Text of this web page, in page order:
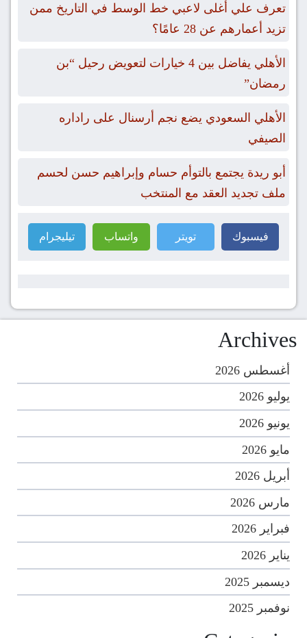
تعرف علي أغلى لاعبي خط الوسط في التاريخ ممن
تزيد أعمارهم عن 28 عامًا؟
الأهلي يفاضل بين 4 خيارات لتعويض رحيل “بن
رمضان”
الأهلي السعودي يضع نجم أرسنال على راداره
الصيفي
أبو ريدة يجتمع بالتوأم حسام وإبراهيم حسن لحسم
ملف تجديد العقد مع المنتخب
فيسبوك تويتر واتساب تيليجرام
Archives
أغسطس 2026
يوليو 2026
يونيو 2026
مايو 2026
أبريل 2026
مارس 2026
فبراير 2026
يناير 2026
ديسمبر 2025
نوفمبر 2025